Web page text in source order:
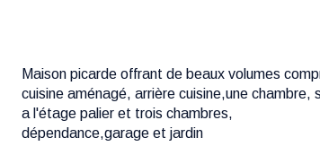
Maison picarde offrant de beaux volumes
cuisine aménagé, arrière cuisine,une
a l'étage palier et trois chambres,
dépendance,garage et jardin